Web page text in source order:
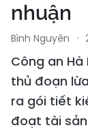
nhuận
Bình Nguyên
Công an
thủ đoạn
ra gói tiết
đoạt tài